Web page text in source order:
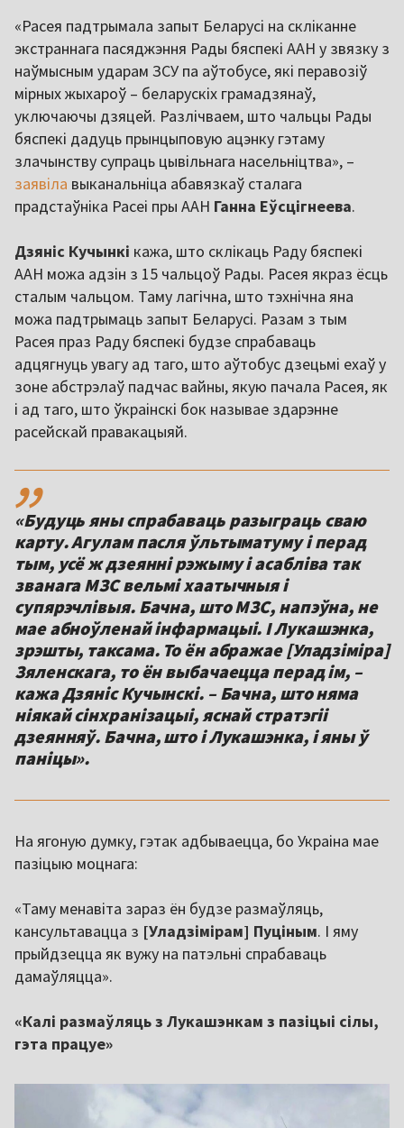
«Расея падтрымала запыт Беларусі на скліканне
экстраннага пасяджэння Рады бяспекі ААН у звязку з
наўмысным ударам ЗСУ па аўтобусе, які перавозіў
мірных жыхароў – беларускіх грамадзянаў,
уключаючы дзяцей. Разлічваем, што чальцы Рады
бяспекі дадуць прынцыповую ацэнку гэтаму
злачынству супраць цывільнага насельніцтва», –
заявіла выканальніца абавязкаў сталага
прадстаўніка Расеі пры ААН Ганна Еўсцігнеева.
Дзяніс Кучынкі кажа, што склікаць Раду бяспекі
ААН можа адзін з 15 чальцоў Рады. Расея якраз ёсць
сталым чальцом. Таму лагічна, што тэхнічна яна
можа падтрымаць запыт Беларусі. Разам з тым
Расея праз Раду бяспекі будзе спрабаваць
адцягнуць увагу ад таго, што аўтобус дзецьмі ехаў у
зоне абстрэлаў падчас вайны, якую пачала Расея, як
і ад таго, што ўкраінскі бок называе здарэнне
расейскай правакацыяй.
,,
«Будуць яны спрабаваць разыграць сваю
карту. Агулам пасля ўльтыматуму і перад
тым, усё ж дзеянні рэжыму і асабліва так
званага МЗС вельмі хаатычныя і
супярэчлівыя. Бачна, што МЗС, напэўна, не
мае абноўленай інфармацыі. І Лукашэнка,
зрэшты, таксама. То ён абражае [Уладзіміра]
Зяленскага, то ён выбачаецца перад ім, –
кажа Дзяніс Кучынскі. – Бачна, што няма
ніякай сінхранізацыі, яснай стратэгіі
дзеянняў. Бачна, што і Лукашэнка, і яны ў
паніцы».
На ягоную думку, гэтак адбываецца, бо Украіна мае
пазіцыю моцнага:
«Таму менавіта зараз ён будзе размаўляць,
кансультавацца з [Уладзімірам] Пуціным. І яму
прыйдзецца як вужу на патэльні спрабаваць
дамаўляцца».
«Калі размаўляць з Лукашэнкам з пазіцыі сілы,
гэта працуе»